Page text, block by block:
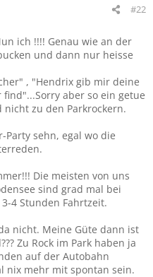
#22
ich !!!! Genau wie an der
und dann nur heisse
, "Hendrix gib mir deine
aber so ein getue
zu den Parkrockern.
sehn, egal wo die
Die meisten von uns
sind grad mal bei
4 Stunden Fahrtzeit.
nicht. Meine Güte dann ist
Zu Rock im Park haben ja
auf der Autobahn
nix mehr mit spontan sein.